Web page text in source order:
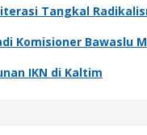
Tangkal
Komisioner Bawaslu
IKN di Kaltim